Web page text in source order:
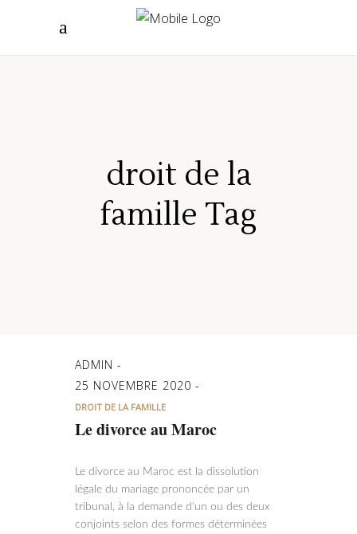
droit de la
famille Tag
ADMIN
25 NOVEMBRE 2020
DROIT DE LA FAMILLE
Le divorce au Maroc
Le divorce au Maroc est la dissolution
légale du mariage prononcée par un
tribunal, à la demande d'un ou des deux
conjoints selon des formes déterminées